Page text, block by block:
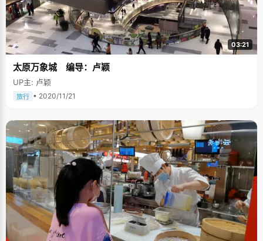
03:21
太原万象城 编导：卢颖
UP主: 卢颖
旅行 • 2020/11/21